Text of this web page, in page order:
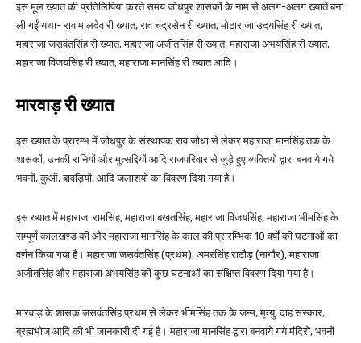
इस मूल ख्यात की प्रतिलिपियां करते समय जोधपुर शासकों के नाम से अलग-अलग ख्यातें बना
ली गईं यथा- राव मालदेव री ख्यात, राव चंद्रसेन री ख्यात, मोटाराजा उदयसिंह री ख्यात,
महाराजा जसवंतसिंह री ख्यात, महाराजा अजीतसिंह री ख्यात, महाराजा अभयसिंह री ख्यात,
महाराजा विजयसिंह री ख्यात, महाराजा मानसिंह री ख्यात आदि।
मारवाड़ री ख्यात
इस ख्यात के प्रारम्भ में जोधपुर के संस्थापक राव जोधा से लेकर महाराजा मानसिंह तक के
शासकों, उनकी रानियों और मुत्सद्दियों आदि राजपरिवार से जुड़े हुए व्यक्तियों द्वारा बनवाये गये
भवनों, कुओं, बावड़ियों, आदि जलाशयों का विवरण दिया गया है।
इस ख्यात में महाराजा रामसिंह, महाराजा बखतसिंह, महाराजा विजयसिंह, महाराजा भीमसिंह के
सम्पूर्ण कालखण्ड की और महाराजा मानसिंह के काल की प्रारम्भिक 10 वर्षों की घटनाओं का
वर्णन किया गया है। महाराजा जसवंतसिंह (प्रथम), अमरसिंह राठौड़ (नागौर), महाराजा
अजीतसिंह और महाराजा अभयसिंह की कुछ घटनाओं का संक्षिप्त विवरण दिया गया है।
मारवाड़ के शासक जसवंतसिंह प्रथम से लेकर भीमसिंह तक के जन्म, मृत्यु, दाह संस्कार,
ब्रह्मभोज आदि की भी जानकारी दी गई है। महाराजा मानसिंह द्वारा बनवाये गये मंदिरों, भवनों